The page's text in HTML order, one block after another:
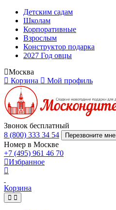
Детским садам
Школам
Корпоративные
Взрослым
Конструктор подарка
2027 Год овцы
Москва
Корзина
Мой профиль
Звонок бесплатный
8 (800) 333 34 54
Перезвоните мне
Номер в Москве
+7 (495) 961 46 70
Избранное
Корзина